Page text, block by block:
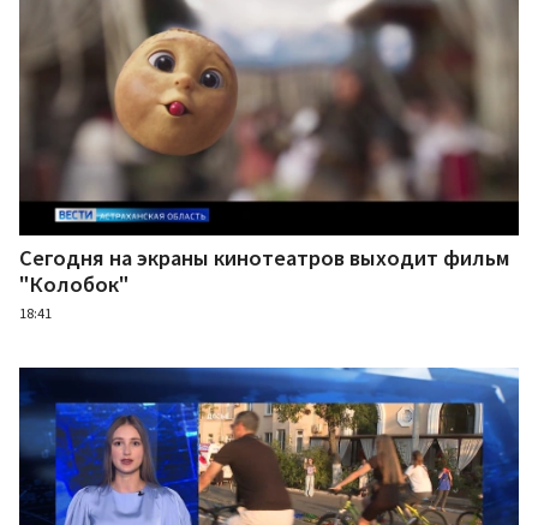
Сегодня на экраны кинотеатров выходит фильм
"Колобок"
18:41